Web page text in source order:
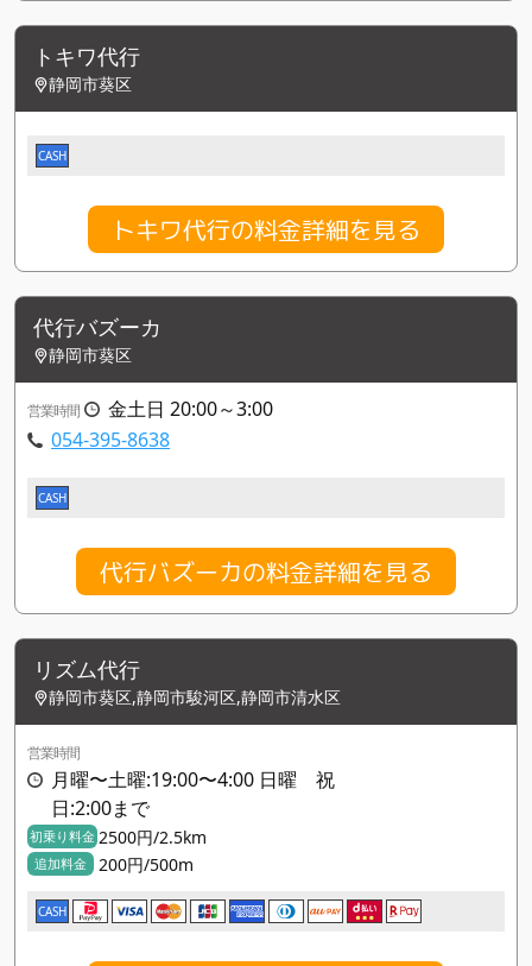
トキワ代行
静岡市葵区
CASH
トキワ代行の料金詳細を見る
代行バズーカ
静岡市葵区
営業時間
金土日 20:00～3:00
054-395-8638
CASH
代行バズーカの料金詳細を見る
リズム代行
静岡市葵区,静岡市駿河区,静岡市清水区
営業時間
月曜〜土曜:19:00〜4:00 日曜 祝
日:2:00まで
初乗り料金 2500円/2.5km
追加料金 200円/500m
CASH